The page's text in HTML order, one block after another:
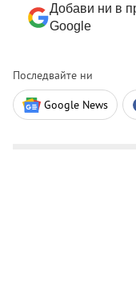
Добави ни в
Google
Последвайте ни
Google News